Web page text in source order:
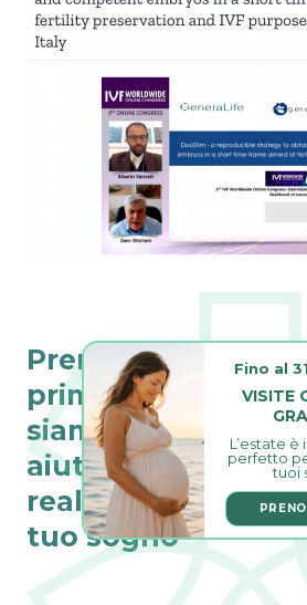
Prenota la tua
prima visita,
siamo qui per
aiutarti a
realizzare il
tuo sogno
VISITE
L’estate
perfetto
tuoi
Fino al